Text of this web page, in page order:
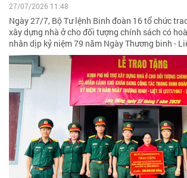
27/07/2026 11:48
Ngày 27/7, Bộ Tư lệnh Binh đoàn 16 tổ chức
xây dựng nhà ở cho đối tượng chính sách có
nhân dịp kỷ niệm 79 năm Ngày Thương binh -